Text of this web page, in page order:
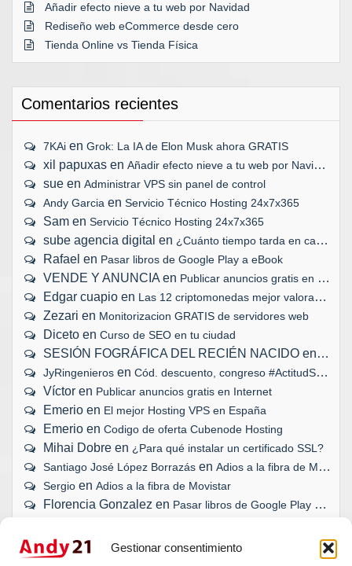
Gestionar consentimiento
Añadir efecto nieve a tu web por Navidad
Rediseño web eCommerce desde cero
Tienda Online vs Tienda Física
Comentarios recientes
7KAi en Grok: La IA de Elon Musk ahora GRATIS
xil papuxas en Añadir efecto nieve a tu web por Navidad
sue en Administrar VPS sin panel de control
Andy Garcia en Servicio Técnico Hosting 24x7x365
Sam en Servicio Técnico Hosting 24x7x365
sube agencia digital en ¿Cuánto tiempo tarda en cargar tu web?
Rafael en Pasar libros de Google Play a eBook
VENDE Y ANUNCIA en Publicar anuncios gratis en Internet
Edgar cuapio en Las 12 criptomonedas mejor valoradas
Zezari en Monitorizacion GRATIS de servidores web
Diceto en Curso de SEO en tu ciudad
SESIÓN FOGRÁFICA DEL RECIÉN NACIDO en
JyRingenieros en Cód. descuento, congreso #ActitudSocial
Víctor en Publicar anuncios gratis en Internet
Emerio en El mejor Hosting VPS en España
Emerio en Codigo de oferta Cubenode Hosting
Mihai Dobre en ¿Para qué instalar un certificado SSL?
Santiago José López Borrazás en Adios a la fibra de Movistar
Sergio en Adios a la fibra de Movistar
Florencia Gonzalez en Pasar libros de Google Play a eBook